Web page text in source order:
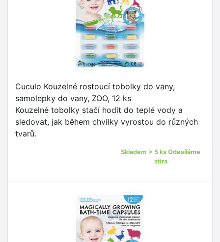
Cuculo Kouzelné rostoucí tobolky do vany,
samolepky do vany, ZOO, 12 ks
Kouzelné tobolky stačí hodit do teplé vody a
sledovat, jak během chvilky vyrostou do různých
tvarů.
Skladem > 5 ks Odesíláme
zítra